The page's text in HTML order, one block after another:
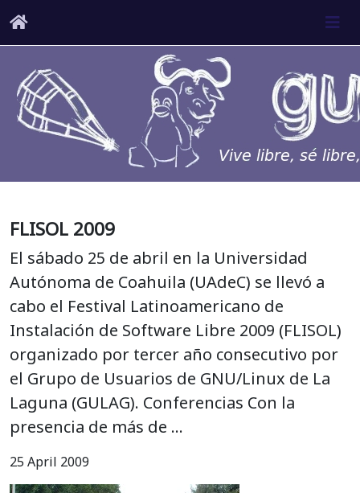
FLISOL 2009
El sábado 25 de abril en la Universidad
Autónoma de Coahuila (UAdeC) se llevó a
cabo el Festival Latinoamericano de
Instalación de Software Libre 2009 (FLISOL)
organizado por tercer año consecutivo por
el Grupo de Usuarios de GNU/Linux de La
Laguna (GULAG). Conferencias Con la
presencia de más de …
25 April 2009